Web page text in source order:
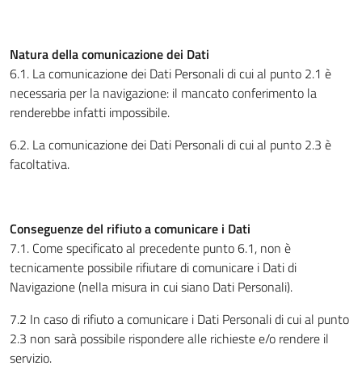
Natura della comunicazione dei Dati
6.1. La comunicazione dei Dati Personali di cui al punto 2.1 è
necessaria per la navigazione: il mancato conferimento la
renderebbe infatti impossibile.
6.2. La comunicazione dei Dati Personali di cui al punto 2.3 è
facoltativa.
Conseguenze del rifiuto a comunicare i Dati
7.1. Come specificato al precedente punto 6.1, non è
tecnicamente possibile rifiutare di comunicare i Dati di
Navigazione (nella misura in cui siano Dati Personali).
7.2 In caso di rifiuto a comunicare i Dati Personali di cui al punto
2.3 non sarà possibile rispondere alle richieste e/o rendere il
servizio.